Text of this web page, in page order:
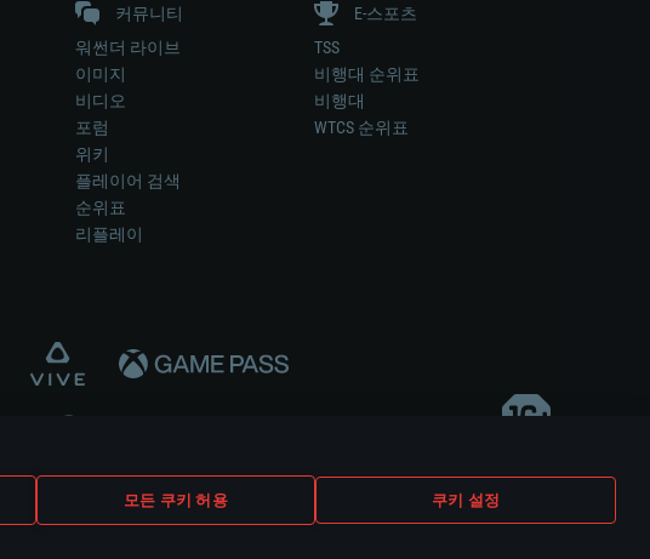
모든 쿠키 허용 쿠키 설정
커뮤니티
워썬더 라이브
이미지
비디오
포럼
위키
플레이어 검색
순위표
리플레이
E-스포츠
TSS
비행대 순위표
비행대
WTCS 순위표
하지 않습니다..